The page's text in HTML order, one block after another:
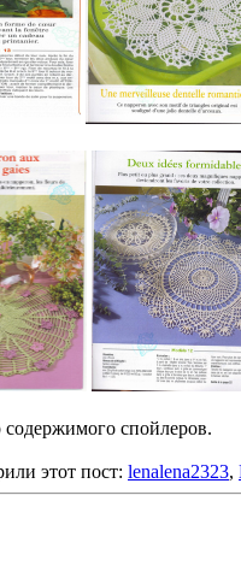
спойлеров.
этот пост: lenalena2323,